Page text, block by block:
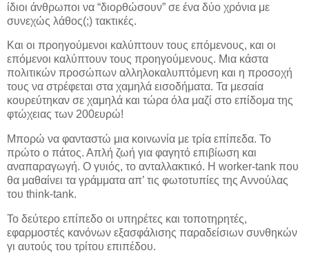
ίδιοι άνθρωποι να “διορθώσουν” σε ένα δύο χρόνια με
συνεχώς λάθος(;) τακτικές.
Και οι προηγούμενοι καλύπτουν τους επόμενους, και οι
επόμενοι καλύπτουν τους προηγούμενους. Μια κάστα
πολιτικών προσώπων αλληλοκαλυπτόμενη και η προσοχή
τους να στρέφεται στα χαμηλά εισοδήματα. Τα μεσαία
κουρεύτηκαν σε χαμηλά και τώρα όλα μαζί στο επίδομα της
φτώχειας των 200ευρώ!
Μπορώ να φανταστώ μια κοινωνία με τρία επίπεδα. Το
πρώτο ο πάτος. Απλή ζωή για φαγητό επιβίωση και
αναπαραγωγή. Ο γυιός, το ανταλλακτικό. Η worker-tank που
θα μαθαίνει τα γράμματα απ’ τις φωτοτυπίες της Αννούλας
του think-tank.
Το δεύτερο επίπεδο οι υπηρέτες και τοποτηρητές,
εφαρμοστές κανόνων εξασφάλισης παραδείσιων συνθηκών
γι αυτούς του τρίτου επιπέδου.